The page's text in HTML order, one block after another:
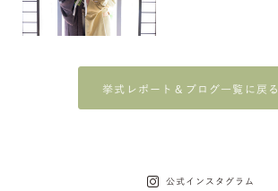
挙式レポート＆ブログ一覧に戻る
公式インスタグラム